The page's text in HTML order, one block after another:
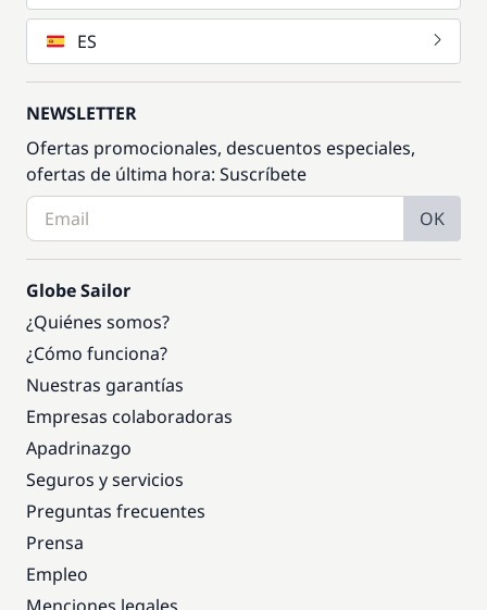
ES
NEWSLETTER
Ofertas promocionales, descuentos especiales,
ofertas de última hora: Suscríbete
OK
Globe Sailor
¿Quiénes somos?
¿Cómo funciona?
Nuestras garantías
Empresas colaboradoras
Apadrinazgo
Seguros y servicios
Preguntas frecuentes
Prensa
Empleo